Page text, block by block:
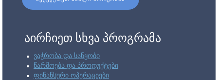
აირჩიეთ სხვა პროგრამა
ვაჭრობა და საწყობი
წარმოება და პროდუქტები
ფინანსური ოპერაციები